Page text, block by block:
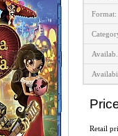
Format:
Retail